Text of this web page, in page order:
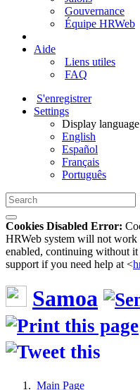
Gouvernance
Équipe HRWeb
Aide
Liens utiles
FAQ
S'enregistrer
Settings
Display
English
Español
Français
Português
Cookies Disabled Error:
HRWeb system will not
enabled, continuing without
support if you need help at <
Samoa
Main Page